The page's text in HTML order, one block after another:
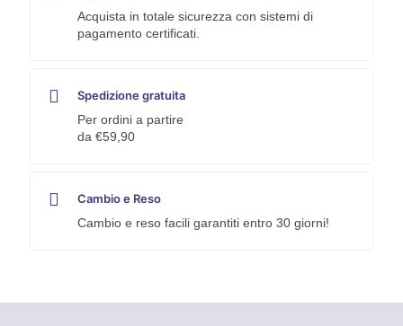
Acquista in totale sicurezza con sistemi di
pagamento certificati.
Spedizione gratuita
Per ordini a partire
da €59,90
Cambio e Reso
Cambio e reso facili garantiti entro 30 giorni!